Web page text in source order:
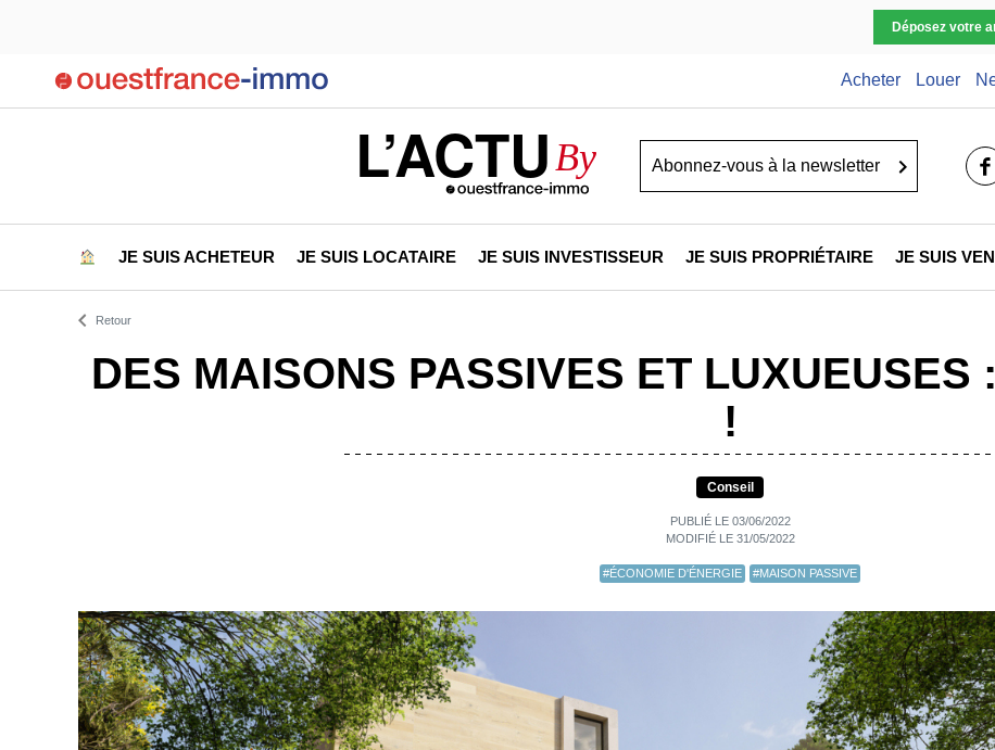
Déposez votre
Acheter Louer
L’ACTU By
JE SUIS ACHETEUR JE SUIS LOCATAIRE JE SUIS INVESTISSEUR JE SUIS PROPRIÉTAIRE JE SUIS
Retour
DES MAISONS PASSIVES ET LUXUEUSES
!
Conseil
PUBLIÉ LE 03/06/2022
MODIFIÉ LE 31/05/2022
#ÉCONOMIE D'ÉNERGIE #MAISON PASSIVE